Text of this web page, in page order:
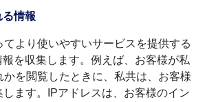
る情報
より使いやすいサービスを提供する
を収集します。例えば、お客様が私
を閲覧したときに、私共は、お客様
ます。IPアドレスは、お客様のイン